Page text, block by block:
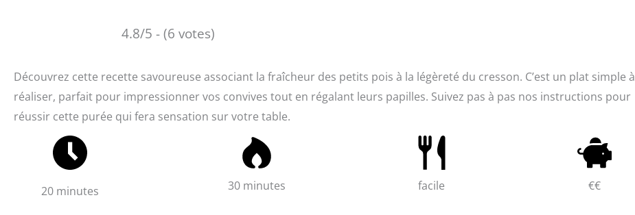
4.8/5 - (6 votes)
Découvrez cette recette savoureuse associant la fraîcheur des petits pois à la légèreté du cresson. C’est un plat simple à
réaliser, parfait pour impressionner vos convives tout en régalant leurs papilles. Suivez pas à pas nos instructions pour
réussir cette purée qui fera sensation sur votre table.
20 minutes 30 minutes facile €€